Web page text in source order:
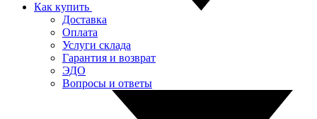
Как купить
Доставка
Оплата
Услуги склада
Гарантия и возврат
ЭДО
Вопросы и ответы